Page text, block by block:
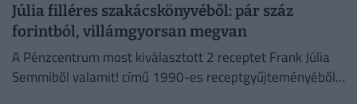
Júlia filléres szakácskönyvéből: pár száz
forintból, villámgyorsan megvan
A Pénzcentrum most kiválasztott 2 receptet Frank Júlia
Semmiből valamit! című 1990-es receptgyűjteményéből